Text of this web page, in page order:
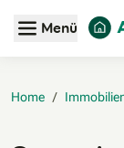
Menü
Home /